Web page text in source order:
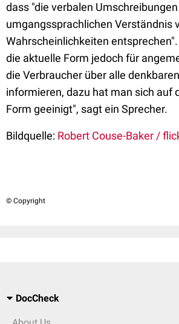
dass "die verbalen
umgangssprachlichen Verständnis
Wahrscheinlichkeiten
die aktuelle Form jedoch für
die Verbraucher über alle
informieren, dazu hat man sich auf
Form geeinigt", sagt ein Sprecher.
Bildquelle: Robert Couse-Baker /
© Copyright
DocCheck